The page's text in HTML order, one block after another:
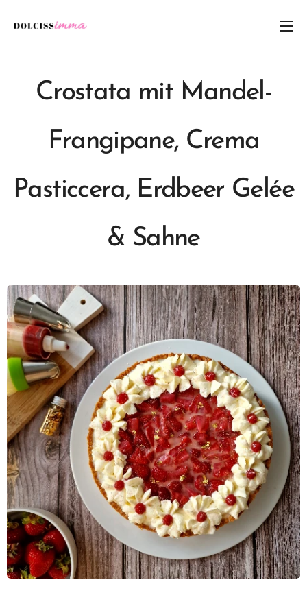
Crostata mit Mandel-
Frangipane, Crema
Pasticcera, Erdbeer Gelée
& Sahne